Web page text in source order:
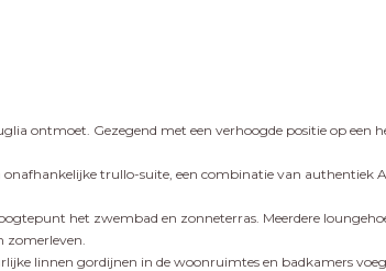
ontmoet. Gezegend met een verhoogde positie op een
trullo-suite, een combinatie van authentiek
het zwembad en zonneterras. Meerdere
zomerleven.
linnen gordijnen in de woonruimtes en badkamers